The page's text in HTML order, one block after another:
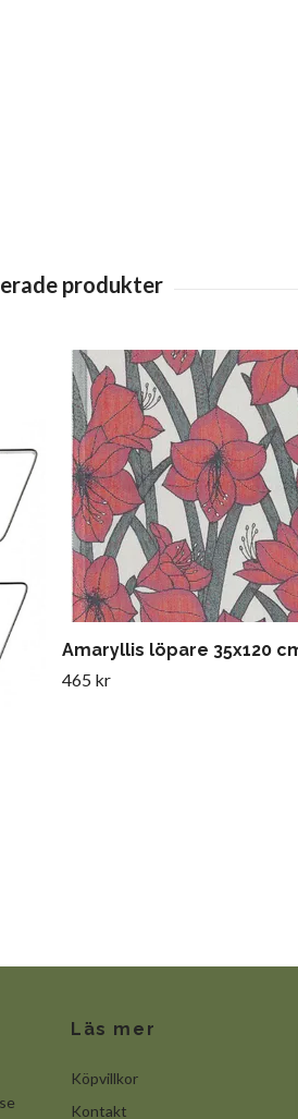
Amaryllis löpare 35x120
465 kr
Läs mer
Köpvillkor
Kontakt